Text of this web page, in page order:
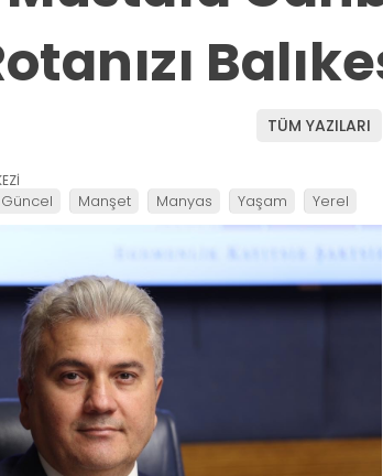
TÜM YAZILARI
Güncel Manşet Manyas Yaşam Yerel